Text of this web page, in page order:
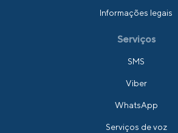
Informações legais
Serviços
SMS
Viber
WhatsApp
Serviços de voz